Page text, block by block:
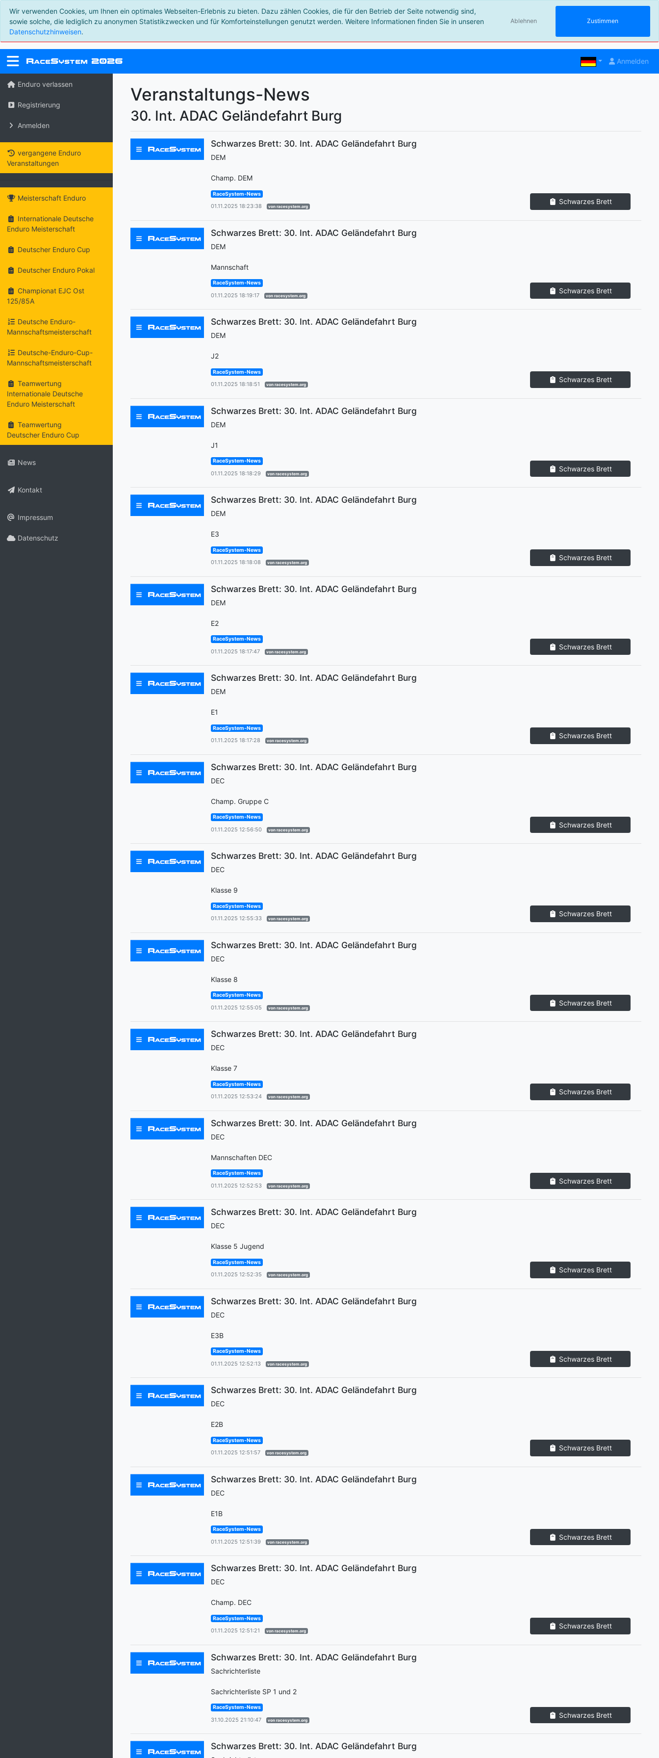
Wir verwenden Cookies, um Ihnen ein optimales Webseiten-Erlebnis zu bieten. Dazu zählen Cookies, die für den Betrieb der Seite notwendig sind,
sowie solche, die lediglich zu anonymen Statistikzwecken und für Komforteinstellungen genutzt werden. Weitere Informationen finden Sie in unseren
Datenschutzhinweisen.
Ablehnen Zustimmen
RaceSystem 2026 Anmelden
Enduro verlassen
Registrierung
Anmelden
vergangene Enduro
Veranstaltungen
Meisterschaft Enduro
Internationale Deutsche
Enduro Meisterschaft
Deutscher Enduro Cup
Deutscher Enduro Pokal
Championat EJC Ost
125/85A
Deutsche Enduro-
Mannschaftsmeisterschaft
Deutsche-Enduro-Cup-
Mannschaftsmeisterschaft
Teamwertung
Internationale Deutsche
Enduro Meisterschaft
Teamwertung
Deutscher Enduro Cup
News
Kontakt
Impressum
Datenschutz
Veranstaltungs-News
30. Int. ADAC Geländefahrt Burg
Schwarzes Brett: 30. Int. ADAC Geländefahrt Burg
DEM
Champ. DEM
RaceSystem-News
01.11.2025 18:23:38 von racesystem.org
Schwarzes Brett
Schwarzes Brett: 30. Int. ADAC Geländefahrt Burg
DEM
Mannschaft
RaceSystem-News
01.11.2025 18:19:17 von racesystem.org
Schwarzes Brett
Schwarzes Brett: 30. Int. ADAC Geländefahrt Burg
DEM
J2
RaceSystem-News
01.11.2025 18:18:51 von racesystem.org
Schwarzes Brett
Schwarzes Brett: 30. Int. ADAC Geländefahrt Burg
DEM
J1
RaceSystem-News
01.11.2025 18:18:29 von racesystem.org
Schwarzes Brett
Schwarzes Brett: 30. Int. ADAC Geländefahrt Burg
DEM
E3
RaceSystem-News
01.11.2025 18:18:08 von racesystem.org
Schwarzes Brett
Schwarzes Brett: 30. Int. ADAC Geländefahrt Burg
DEM
E2
RaceSystem-News
01.11.2025 18:17:47 von racesystem.org
Schwarzes Brett
Schwarzes Brett: 30. Int. ADAC Geländefahrt Burg
DEM
E1
RaceSystem-News
01.11.2025 18:17:28 von racesystem.org
Schwarzes Brett
Schwarzes Brett: 30. Int. ADAC Geländefahrt Burg
DEC
Champ. Gruppe C
RaceSystem-News
01.11.2025 12:56:50 von racesystem.org
Schwarzes Brett
Schwarzes Brett: 30. Int. ADAC Geländefahrt Burg
DEC
Klasse 9
RaceSystem-News
01.11.2025 12:55:33 von racesystem.org
Schwarzes Brett
Schwarzes Brett: 30. Int. ADAC Geländefahrt Burg
DEC
Klasse 8
RaceSystem-News
01.11.2025 12:55:05 von racesystem.org
Schwarzes Brett
Schwarzes Brett: 30. Int. ADAC Geländefahrt Burg
DEC
Klasse 7
RaceSystem-News
01.11.2025 12:53:24 von racesystem.org
Schwarzes Brett
Schwarzes Brett: 30. Int. ADAC Geländefahrt Burg
DEC
Mannschaften DEC
RaceSystem-News
01.11.2025 12:52:53 von racesystem.org
Schwarzes Brett
Schwarzes Brett: 30. Int. ADAC Geländefahrt Burg
DEC
Klasse 5 Jugend
RaceSystem-News
01.11.2025 12:52:35 von racesystem.org
Schwarzes Brett
Schwarzes Brett: 30. Int. ADAC Geländefahrt Burg
DEC
E3B
RaceSystem-News
01.11.2025 12:52:13 von racesystem.org
Schwarzes Brett
Schwarzes Brett: 30. Int. ADAC Geländefahrt Burg
DEC
E2B
RaceSystem-News
01.11.2025 12:51:57 von racesystem.org
Schwarzes Brett
Schwarzes Brett: 30. Int. ADAC Geländefahrt Burg
DEC
E1B
RaceSystem-News
01.11.2025 12:51:39 von racesystem.org
Schwarzes Brett
Schwarzes Brett: 30. Int. ADAC Geländefahrt Burg
DEC
Champ. DEC
RaceSystem-News
01.11.2025 12:51:21 von racesystem.org
Schwarzes Brett
Schwarzes Brett: 30. Int. ADAC Geländefahrt Burg
Sachrichterliste
Sachrichterliste SP 1 und 2
RaceSystem-News
31.10.2025 21:10:47 von racesystem.org
Schwarzes Brett
Schwarzes Brett: 30. Int. ADAC Geländefahrt Burg